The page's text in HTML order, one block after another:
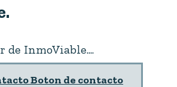
InmoViable....
Boton de contacto